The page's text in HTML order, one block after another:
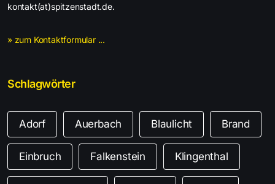
kontakt(at)spitzenstadt.de.
» zum Kontaktformular ...
Schlagwörter
Adorf Auerbach Blaulicht Brand
Einbruch Falkenstein Klingenthal